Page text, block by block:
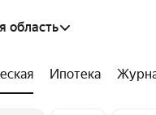
область
Ипотека